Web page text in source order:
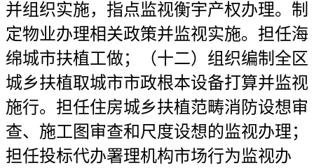
并组织实施，指点监视衡宇产权办理。制
定物业办理相关政策并监视实施。担任海
绵城市扶植工做；（十二）组织编制全区
城乡扶植取城市市政根本设备打算并监视
施行。担任住房城乡扶植范畴消防设想审
查、施工图审查和尺度设想的监视办理；
担任投标代办署理机构市场行为监视办